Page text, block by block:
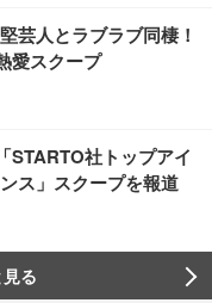
芸人とラブラブ同棲！
愛スクープ
STARTO社トップアイ
ス」スクープを報道
る